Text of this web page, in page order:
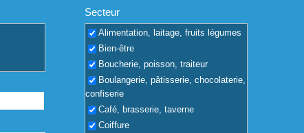
Secteur
Alimentation, laitage, fruits légumes
Bien-être
Boucherie, poisson, traiteur
Boulangerie, pâtisserie, chocolaterie,
confiserie
Café, brasserie, taverne
Coiffure